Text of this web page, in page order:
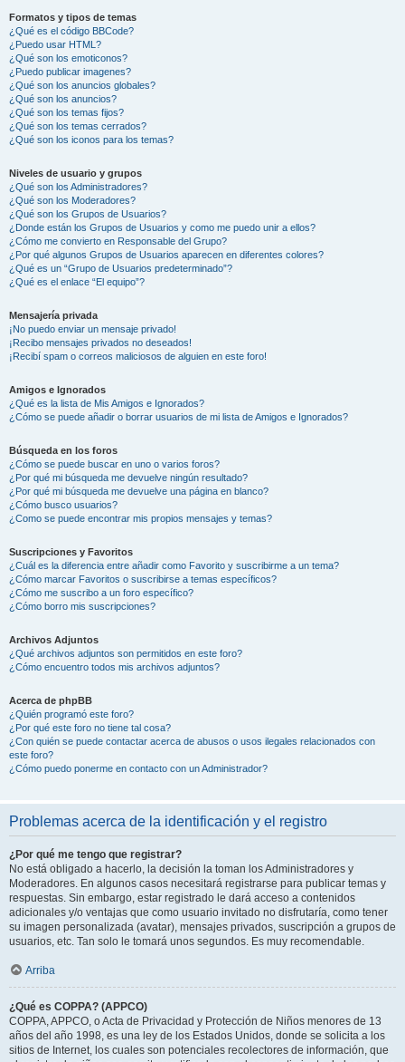
Formatos y tipos de temas
¿Qué es el código BBCode?
¿Puedo usar HTML?
¿Qué son los emoticonos?
¿Puedo publicar imagenes?
¿Qué son los anuncios globales?
¿Qué son los anuncios?
¿Qué son los temas fijos?
¿Qué son los temas cerrados?
¿Qué son los iconos para los temas?
Niveles de usuario y grupos
¿Qué son los Administradores?
¿Qué son los Moderadores?
¿Qué son los Grupos de Usuarios?
¿Donde están los Grupos de Usuarios y como me puedo unir a ellos?
¿Cómo me convierto en Responsable del Grupo?
¿Por qué algunos Grupos de Usuarios aparecen en diferentes colores?
¿Qué es un “Grupo de Usuarios predeterminado”?
¿Qué es el enlace “El equipo”?
Mensajería privada
¡No puedo enviar un mensaje privado!
¡Recibo mensajes privados no deseados!
¡Recibí spam o correos maliciosos de alguien en este foro!
Amigos e Ignorados
¿Qué es la lista de Mis Amigos e Ignorados?
¿Cómo se puede añadir o borrar usuarios de mi lista de Amigos e Ignorados?
Búsqueda en los foros
¿Cómo se puede buscar en uno o varios foros?
¿Por qué mi búsqueda me devuelve ningún resultado?
¿Por qué mi búsqueda me devuelve una página en blanco?
¿Cómo busco usuarios?
¿Como se puede encontrar mis propios mensajes y temas?
Suscripciones y Favoritos
¿Cuál es la diferencia entre añadir como Favorito y suscribirme a un tema?
¿Cómo marcar Favoritos o suscribirse a temas específicos?
¿Cómo me suscribo a un foro específico?
¿Cómo borro mis suscripciones?
Archivos Adjuntos
¿Qué archivos adjuntos son permitidos en este foro?
¿Cómo encuentro todos mis archivos adjuntos?
Acerca de phpBB
¿Quién programó este foro?
¿Por qué este foro no tiene tal cosa?
¿Con quién se puede contactar acerca de abusos o usos ilegales relacionados con
este foro?
¿Cómo puedo ponerme en contacto con un Administrador?
Problemas acerca de la identificación y el registro
¿Por qué me tengo que registrar?
No está obligado a hacerlo, la decisión la toman los Administradores y
Moderadores. En algunos casos necesitará registrarse para publicar temas y
respuestas. Sin embargo, estar registrado le dará acceso a contenidos
adicionales y/o ventajas que como usuario invitado no disfrutaría, como tener
su imagen personalizada (avatar), mensajes privados, suscripción a grupos de
usuarios, etc. Tan solo le tomará unos segundos. Es muy recomendable.
Arriba
¿Qué es COPPA? (APPCO)
COPPA, APPCO, o Acta de Privacidad y Protección de Niños menores de 13
años del año 1998, es una ley de los Estados Unidos, donde se solicita a los
sitios de Internet, los cuales son potenciales recolectores de información, que